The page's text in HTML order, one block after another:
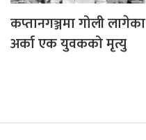
कप्तानगञ्जमा गोली लागेका
अर्का एक युवकको मृत्यु